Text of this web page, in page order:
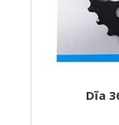
Dĩa